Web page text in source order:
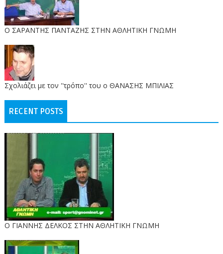
O ΣΑΡΑΝΤΗΣ ΠΑΝΤΑΖΗΣ ΣΤΗΝ ΑΘΛΗΤΙΚΗ ΓΝΩΜΗ
Σχολιάζει με τον ''τρόπο'' του ο ΘΑΝΑΣΗΣ ΜΠΙΛΙΑΣ
RECENT POSTS
Ο ΓΙΑΝΝΗΣ ΔΕΛΚΟΣ ΣΤΗΝ ΑΘΛΗΤΙΚΗ ΓΝΩΜΗ